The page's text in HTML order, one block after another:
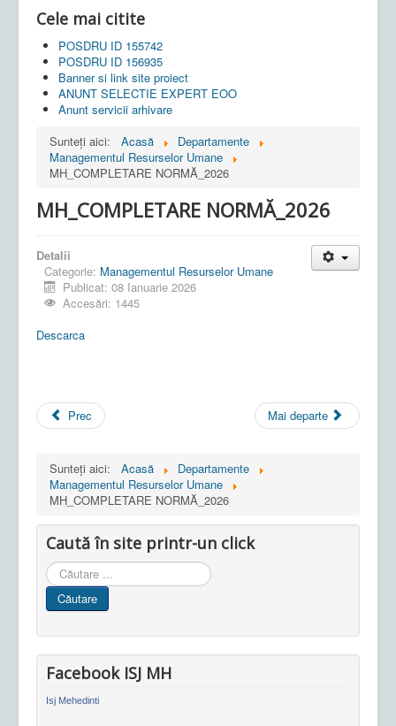
Cele mai citite
POSDRU ID 155742
POSDRU ID 156935
Banner si link site proiect
ANUNT SELECTIE EXPERT EOO
Anunt servicii arhivare
Sunteți aici:
Acasă
Departamente
Managementul Resurselor Umane
MH_COMPLETARE NORMĂ_2026
MH_COMPLETARE NORMĂ_2026
Detalii
Categorie: Managementul Resurselor Umane
Publicat: 08 Ianuarie 2026
Accesări: 1445
Descarca
Prec Mai departe
Sunteți aici: Acasă
Departamente
Managementul Resurselor Umane
MH_COMPLETARE NORMĂ_2026
Caută în site printr-un click
Cauta
in
site
Căutare
Facebook ISJ MH
Isj Mehedinti